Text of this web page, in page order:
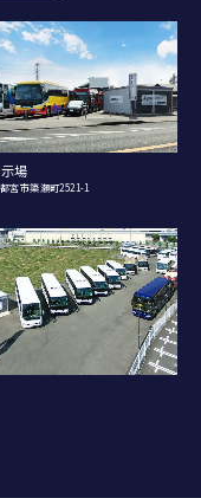
場
宮市簗瀬町2521-1